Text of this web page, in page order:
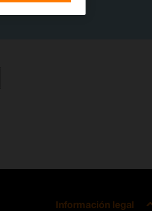
Información legal